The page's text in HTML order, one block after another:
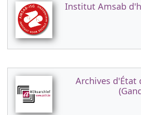
Institut Amsab
Archives d'État